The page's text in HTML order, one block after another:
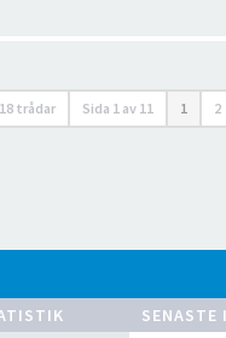
trådar Sida 1 av 11 1 2
SENASTE